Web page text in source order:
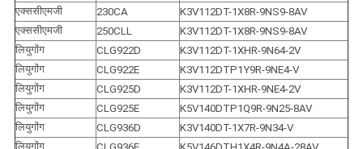
एक्ससीएमजी
230CA
K3V112DT-1X8R-9NS9-8AV
एक्ससीएमजी
250CLL
K3V112DT-1X8R-9NS9-8AV
लियुगोंग
CLG922D
K3V112DT-1XHR-9N64-2V
लियुगोंग
CLG922E
K3V112DTP1Y9R-9NE4-V
लियुगोंग
CLG925D
K3V112DT-1XHR-9NE4-2V
लियुगोंग
CLG925E
K5V140DTP1Q9R-9N25-8AV
लियुगोंग
CLG936D
K3V140DT-1X7R-9N34-V
लियुगोंग